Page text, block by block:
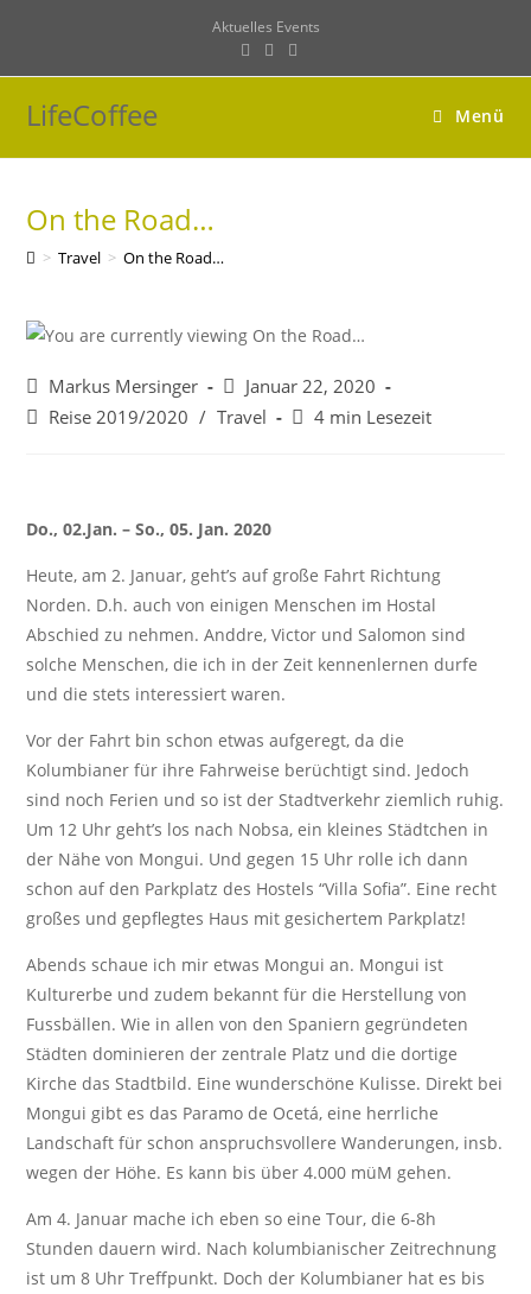
springen
Aktuelles Events
LifeCoffee Menü
On the Road…
> Travel > On the Road…
Beitrags-
Autor:
Markus Mersinger
Beitrag
veröffentlicht:
Januar 22, 2020
Beitrags-
Reise 2019/2020 / Travel Lesedauer:
4 min Lesezeit
Do., 02.Jan. – So., 05. Jan. 2020
Heute, am 2. Januar, geht’s auf große Fahrt Richtung
Norden. D.h. auch von einigen Menschen im Hostal
Abschied zu nehmen. Anddre, Victor und Salomon sind
solche Menschen, die ich in der Zeit kennenlernen durfe
und die stets interessiert waren.
Vor der Fahrt bin schon etwas aufgeregt, da die
Kolumbianer für ihre Fahrweise berüchtigt sind. Jedoch
sind noch Ferien und so ist der Stadtverkehr ziemlich ruhig.
Um 12 Uhr geht’s los nach Nobsa, ein kleines Städtchen in
der Nähe von Mongui. Und gegen 15 Uhr rolle ich dann
schon auf den Parkplatz des Hostels “Villa Sofia”. Eine recht
großes und gepflegtes Haus mit gesichertem Parkplatz!
Abends schaue ich mir etwas Mongui an. Mongui ist
Kulturerbe und zudem bekannt für die Herstellung von
Fussbällen. Wie in allen von den Spaniern gegründeten
Städten dominieren der zentrale Platz und die dortige
Kirche das Stadtbild. Eine wunderschöne Kulisse. Direkt bei
Mongui gibt es das Paramo de Ocetá, eine herrliche
Landschaft für schon anspruchsvollere Wanderungen, insb.
wegen der Höhe. Es kann bis über 4.000 müM gehen.
Am 4. Januar mache ich eben so eine Tour, die 6-8h
Stunden dauern wird. Nach kolumbianischer Zeitrechnung
ist um 8 Uhr Treffpunkt. Doch der Kolumbianer hat es bis